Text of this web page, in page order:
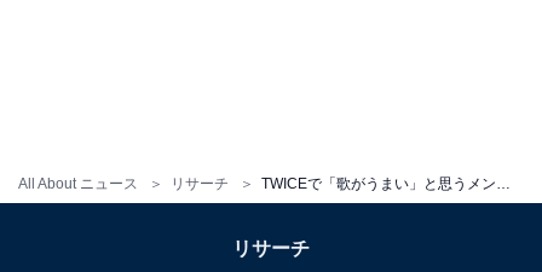
All About ニュース リサーチ
どを制作。その後、フリーランスの編集・ライターに転
ビや芸能人に関するコラムなどを執筆。編集プロダクシ
リサーチ